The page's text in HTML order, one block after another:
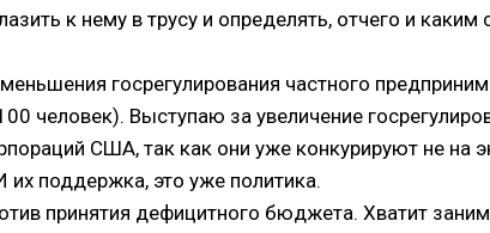
к нему в трусу и определять, отчего и
госрегулирования частного
человек). Выступаю за увеличение
США, так как они уже конкурируют не на
их поддержка, это уже политика.
принятия дефицитного бюджета. Хватит